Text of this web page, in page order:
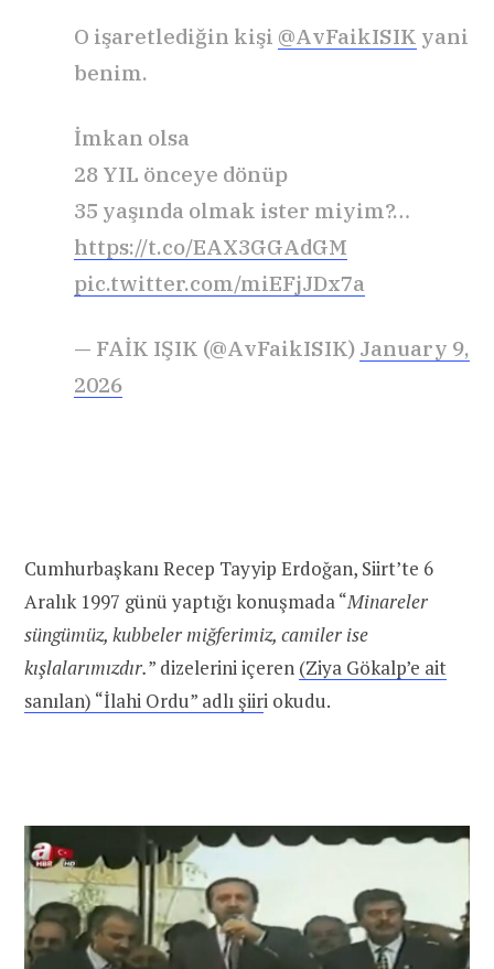
O işaretlediğin kişi @AvFaikISIK yani
benim.
İmkan olsa
28 YIL önceye dönüp
35 yaşında olmak ister miyim?…
https://t.co/EAX3GGAdGM
pic.twitter.com/miEFjJDx7a
— FAİK IŞIK (@AvFaikISIK) January 9,
2026
Cumhurbaşkanı Recep Tayyip Erdoğan, Siirt’te 6
Aralık 1997 günü yaptığı konuşmada “Minareler
süngümüz, kubbeler miğferimiz, camiler ise
kışlalarımızdır.” dizelerini içeren (Ziya Gökalp’e ait
sanılan) “İlahi Ordu” adlı şiiri okudu.